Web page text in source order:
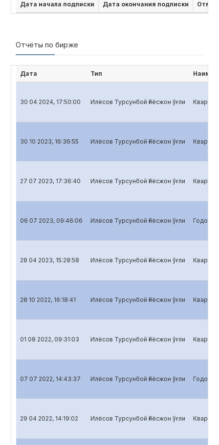
Дата начала подписки Дата окончания подписки
Отчёты по бирже
Дата Тип
30 04 2024, 17:50:00 Илёсов Турсунбой Ғиёсжон ўғли
30 10 2023, 16:36:55 Илёсов Турсунбой Ғиёсжон ўғли
27 07 2023, 17:36:40 Илёсов Турсунбой Ғиёсжон ўғли
06 07 2023, 09:46:06 Илёсов Турсунбой Ғиёсжон ўғли
28 04 2023, 15:28:58 Илёсов Турсунбой Ғиёсжон ўғли
28 10 2022, 16:18:41 Илёсов Турсунбой Ғиёсжон ўғли
01 08 2022, 09:31:03 Илёсов Турсунбой Ғиёсжон ўғли
07 07 2022, 14:43:37 Илёсов Турсунбой Ғиёсжон ўғли
29 04 2022, 14:19:02 Илёсов Турсунбой Ғиёсжон ўғли